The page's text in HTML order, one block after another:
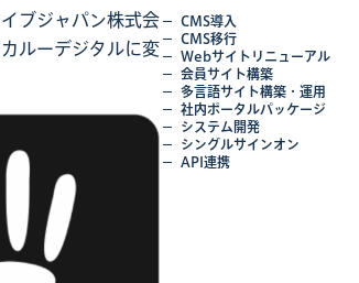
ブジャパン株式会
ルーデジタルに変
CMS導入
CMS移行
Webサイトリニューアル
会員サイト構築
多言語サイト構築・運用
社内ポータルパッケージ
システム開発
シングルサインオン
API連携